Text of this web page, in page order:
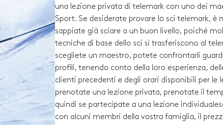
una lezione privata di telemark con uno dei
Sport. Se desiderate provare lo sci telemark, è
sappiate già sciare a un buon livello, poiché
tecniche di base dello sci si trasferiscono al
scegliete un maestro, potete confrontarli
profili, tenendo conto della loro esperienza,
clienti precedenti e degli orari disponibili per le
prenotate una lezione privata, prenotate il
quindi se partecipate a una lezione
con alcuni membri della vostra famiglia, il